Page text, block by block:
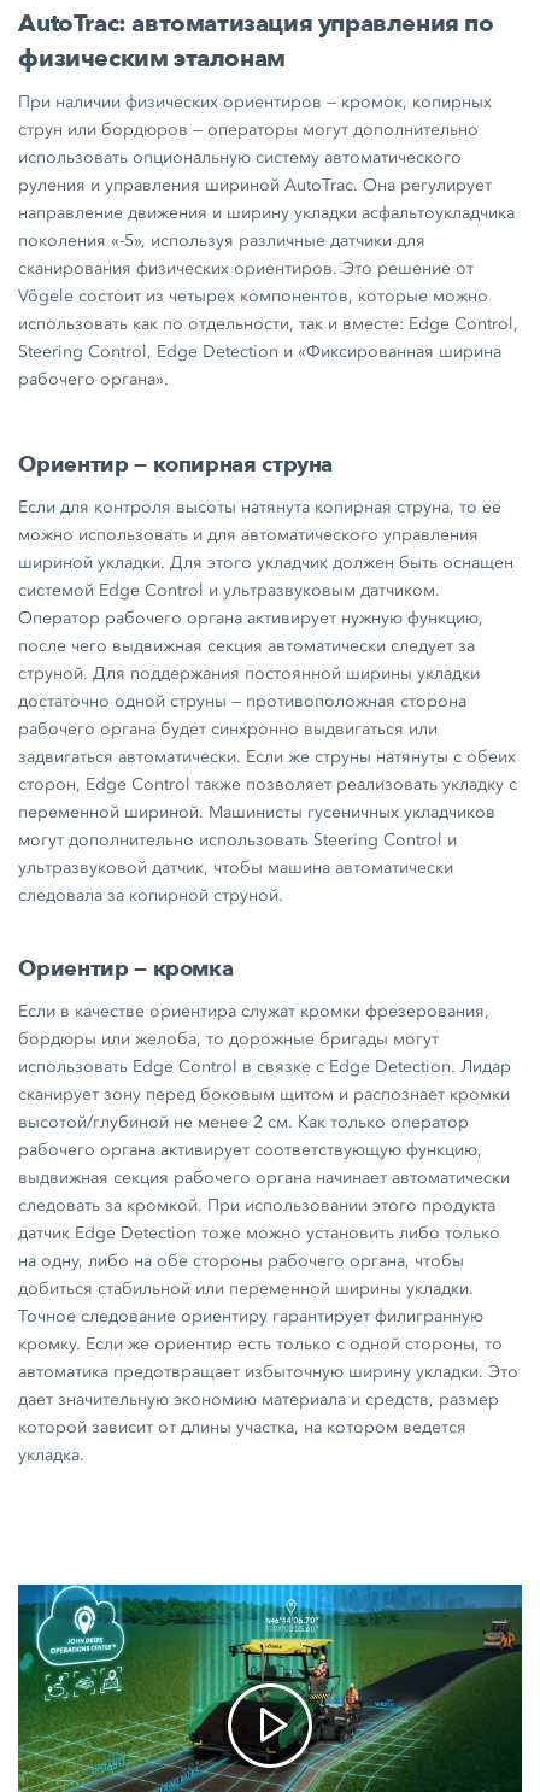
AutoTrac: автоматизация управления по
физическим эталонам
При наличии физических ориентиров — кромок, копирных
струн или бордюров — операторы могут дополнительно
использовать опциональную систему автоматического
руления и управления шириной AutoTrac. Она регулирует
направление движения и ширину укладки асфальтоукладчика
поколения «-5», используя различные датчики для
сканирования физических ориентиров. Это решение от
Vögele состоит из четырех компонентов, которые можно
использовать как по отдельности, так и вместе: Edge Control,
Steering Control, Edge Detection и «Фиксированная ширина
рабочего органа».
Ориентир — копирная струна
Если для контроля высоты натянута копирная струна, то ее
можно использовать и для автоматического управления
шириной укладки. Для этого укладчик должен быть оснащен
системой Edge Control и ультразвуковым датчиком.
Оператор рабочего органа активирует нужную функцию,
после чего выдвижная секция автоматически следует за
струной. Для поддержания постоянной ширины укладки
достаточно одной струны — противоположная сторона
рабочего органа будет синхронно выдвигаться или
задвигаться автоматически. Если же струны натянуты с обеих
сторон, Edge Control также позволяет реализовать укладку с
переменной шириной. Машинисты гусеничных укладчиков
могут дополнительно использовать Steering Control и
ультразвуковой датчик, чтобы машина автоматически
следовала за копирной струной.
Ориентир — кромка
Если в качестве ориентира служат кромки фрезерования,
бордюры или желоба, то дорожные бригады могут
использовать Edge Control в связке с Edge Detection. Лидар
сканирует зону перед боковым щитом и распознает кромки
высотой/глубиной не менее2 см. Как только оператор
рабочего органа активирует соответствующую функцию,
выдвижная секция рабочего органа начинает автоматически
следовать за кромкой. При использовании этого продукта
датчик Edge Detection тоже можно установить либо только
на одну, либо на обе стороны рабочего органа, чтобы
добиться стабильной или переменной ширины укладки.
Точное следование ориентиру гарантирует филигранную
кромку. Если же ориентир есть только с одной стороны, то
автоматика предотвращает избыточную ширину укладки. Это
дает значительную экономию материала и средств, размер
которой зависит от длины участка, на котором ведется
укладка.